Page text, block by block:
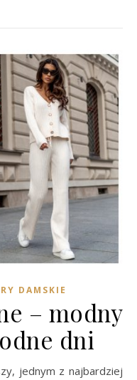
DAMSKIE
– modny
dni